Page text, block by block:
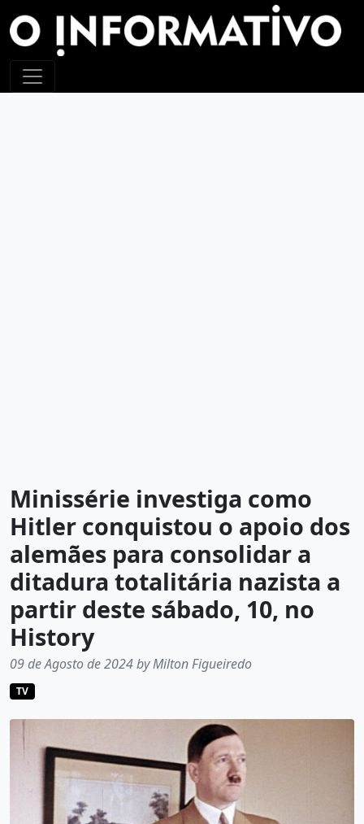
Minissérie investiga como
Hitler conquistou o apoio dos
alemães para consolidar a
ditadura totalitária nazista a
partir deste sábado, 10, no
History
09 de Agosto de 2024 by Milton Figueiredo
TV